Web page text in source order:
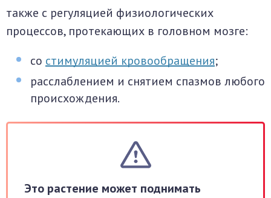
также с регуляцией физиологических
процессов, протекающих в головном мозге:
со стимуляцией кровообращения;
расслаблением и снятием спазмов любого
происхождения.
Это растение может поднимать